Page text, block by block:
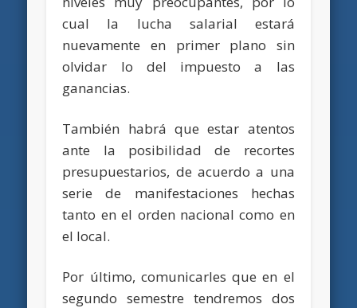
cual la lucha salarial estará
nuevamente en primer plano sin
olvidar lo del impuesto a las
ganancias.
También habrá que estar atentos
ante la posibilidad de recortes
presupuestarios, de acuerdo a una
serie de manifestaciones hechas
tanto en el orden nacional como en
el local.
Por último, comunicarles que en el
segundo semestre tendremos dos